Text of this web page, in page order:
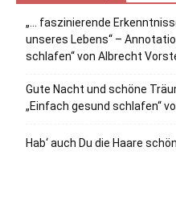
„… faszinierende
unseres Lebens“ –
schlafen“ von Albrecht
Gute Nacht und schöne
„Einfach gesund schlafen“
Hab‘ auch Du die Haare